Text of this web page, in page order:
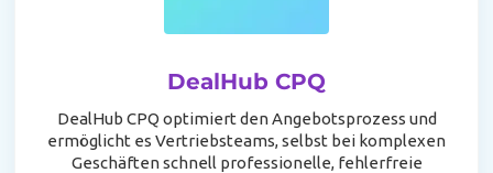
DealHub CPQ
DealHub CPQ optimiert den Angebotsprozess und
ermöglicht es Vertriebsteams, selbst bei komplexen
Geschäften schnell professionelle, fehlerfreie